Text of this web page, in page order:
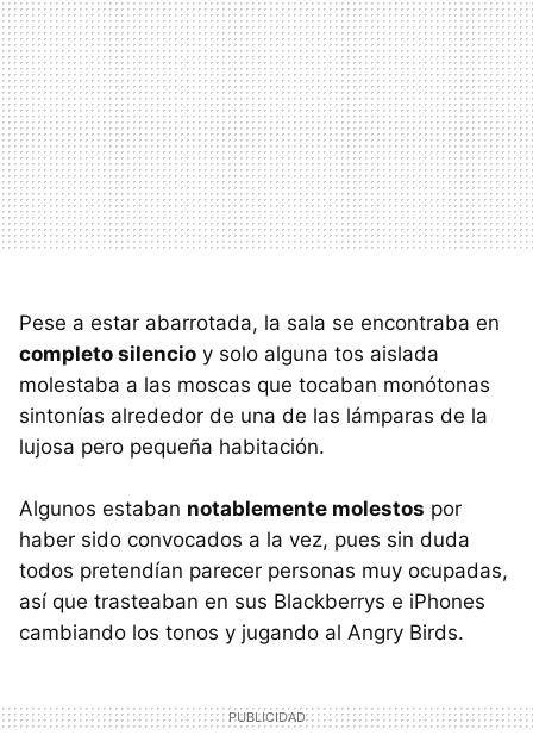
Pese a estar abarrotada, la sala se encontraba en
completo silencio y solo alguna tos aislada
molestaba a las moscas que tocaban monótonas
sintonías alrededor de una de las lámparas de la
lujosa pero pequeña habitación.
Algunos estaban notablemente molestos por
haber sido convocados a la vez, pues sin duda
todos pretendían parecer personas muy ocupadas,
así que trasteaban en sus Blackberrys e iPhones
cambiando los tonos y jugando al Angry Birds.